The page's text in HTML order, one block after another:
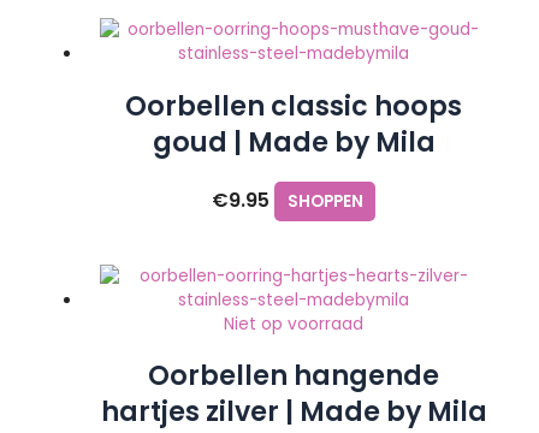
Oorbellen classic hoops
goud | Made by Mila
€9.95 SHOPPEN
Niet op voorraad
Oorbellen hangende
hartjes zilver | Made by Mila